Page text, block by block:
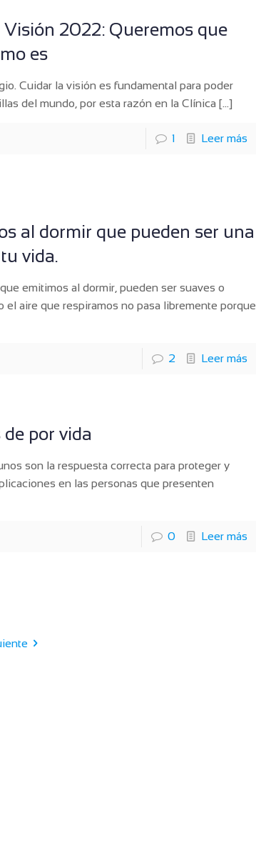
2022: Queremos que
es
Cuidar la visión es fundamental para poder
del mundo, por esta razón en la Clínica […]
1 Leer más
al dormir que pueden ser una
vida.
emitimos al dormir, pueden ser suaves o
el aire que respiramos no pasa libremente porque
2 Leer más
por vida
son la respuesta correcta para proteger y
en las personas que presenten
0 Leer más